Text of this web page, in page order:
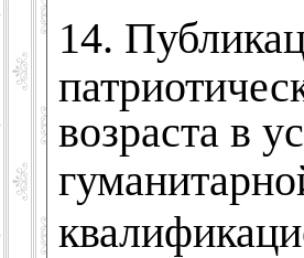
14.
возраста в